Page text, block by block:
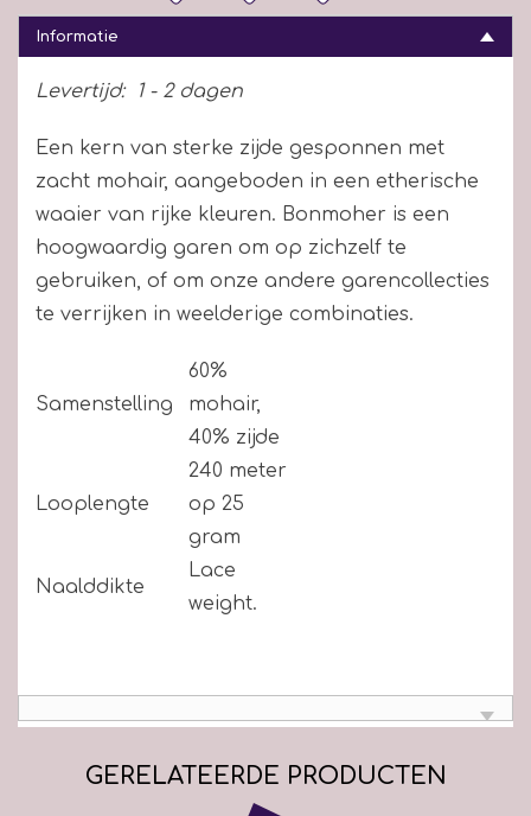
Informatie
Levertijd: 1 - 2 dagen
Een kern van sterke zijde gesponnen met
zacht mohair, aangeboden in een etherische
waaier van rijke kleuren. Bonmoher is een
hoogwaardig garen om op zichzelf te
gebruiken, of om onze andere garencollecties
te verrijken in weelderige combinaties.
Samenstelling
60%
mohair,
40% zijde
Looplengte
240 meter
op 25
gram
Naalddikte
Lace
weight.
GERELATEERDE PRODUCTEN